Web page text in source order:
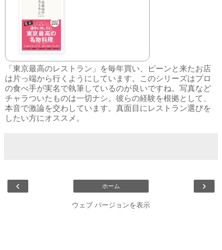
「東京最高のレストラン」を毎年買い、ピーンと来たお店
は片っ端から行くようにしています。このシリーズはプロ
の食べ手が実名で執筆しているのが良いですね。写真など
チャラついたものは一切ナシ。彼らの経験を根拠として、
本音で激論を交わしています。真面目にレストラン選びを
したい方にオススメ。
‹ ›
ホーム
ウェブ バージョンを表示